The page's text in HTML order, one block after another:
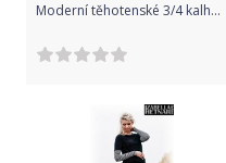
Moderní těhotenské 3/4 kalhoty s kapsami - šedé, Velikosti těh. moda XXL (44)